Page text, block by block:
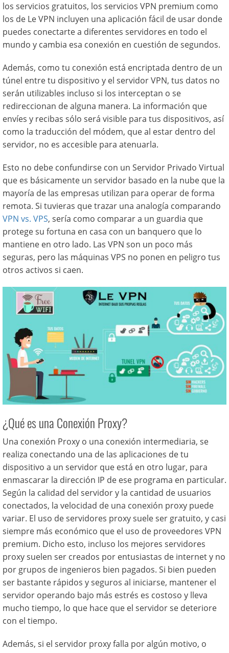
los servicios gratuitos, los servicios VPN premium como
los de Le VPN incluyen una aplicación fácil de usar donde
puedes conectarte a diferentes servidores en todo el
mundo y cambia esa conexión en cuestión de segundos.
Además, como tu conexión está encriptada dentro de un
túnel entre tu dispositivo y el servidor VPN, tus datos no
serán utilizables incluso si los interceptan o se
redireccionan de alguna manera. La información que
envíes y recibas sólo será visible para tus dispositivos, así
como la traducción del módem, que al estar dentro del
servidor, no es accesible para atenuarla.
Esto no debe confundirse con un Servidor Privado Virtual
que es básicamente un servidor basado en la nube que la
mayoría de las empresas utilizan para operar de forma
remota. Si tuvieras que trazar una analogía comparando
VPN vs. VPS, sería como comparar a un guardia que
protege su fortuna en casa con un banquero que lo
mantiene en otro lado. Las VPN son un poco más
seguras, pero las máquinas VPS no ponen en peligro tus
otros activos si caen.
¿Qué es una Conexión Proxy?
Una conexión Proxy o una conexión intermediaria, se
realiza conectando una de las aplicaciones de tu
dispositivo a un servidor que está en otro lugar, para
enmascarar la dirección IP de ese programa en particular.
Según la calidad del servidor y la cantidad de usuarios
conectados, la velocidad de una conexión proxy puede
variar. El uso de servidores proxy suele ser gratuito, y casi
siempre más económico que el uso de proveedores VPN
premium. Dicho esto, incluso los mejores servidores
proxy suelen ser creados por entusiastas de internet y no
por grupos de ingenieros bien pagados. Si bien pueden
ser bastante rápidos y seguros al iniciarse, mantener el
servidor operando bajo más estrés es costoso y lleva
mucho tiempo, lo que hace que el servidor se deteriore
con el tiempo.
Además, si el servidor proxy falla por algún motivo, o